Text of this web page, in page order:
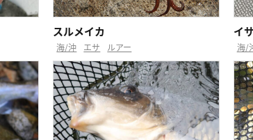
スルメイカ
海/沖 エサ ルアー
イ
海/